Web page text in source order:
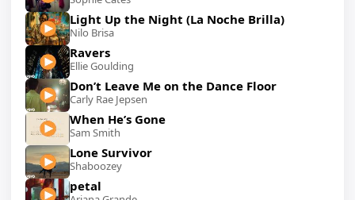
Light Up the Night (La Noche Brilla)
Nilo Brisa
Ravers
Ellie Goulding
Don’t Leave Me on the Dance Floor
Carly Rae Jepsen
When He’s Gone
Sam Smith
Lone Survivor
Shaboozey
petal